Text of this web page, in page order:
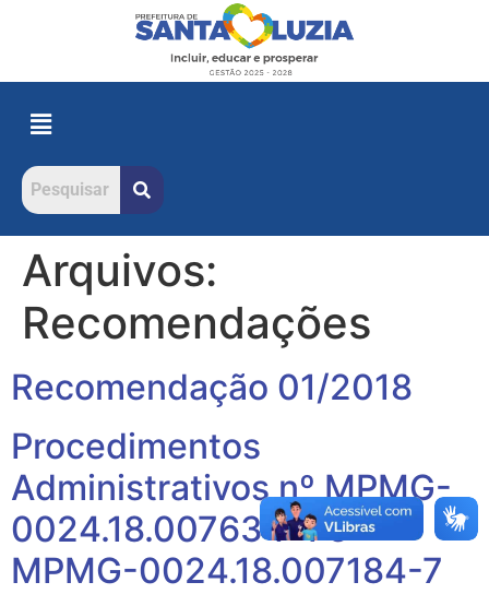
Arquivos:
Recomendações
Recomendação 01/2018
Procedimentos
Administrativos nº MPMG-
0024.18.007634-1 e
MPMG-0024.18.007184-7